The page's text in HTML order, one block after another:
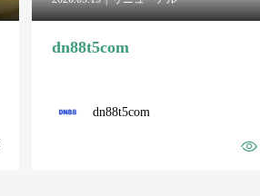
dn88t5com
dn88t5com